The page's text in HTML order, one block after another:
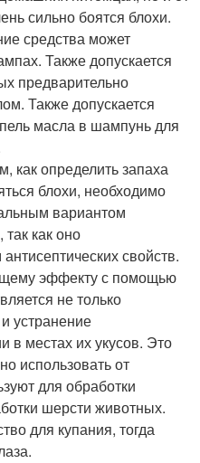
сильно боятся блохи.
средства может
Также допускается
предварительно
Также допускается
масла в шампунь для
как определить запаха
блохи, необходимо
вариантом
как оно
свойств.
эффекту с помощью
не только
устранение
в местах их укусов. Это
использовать от
для обработки
шерсти животных.
для купания, тогда